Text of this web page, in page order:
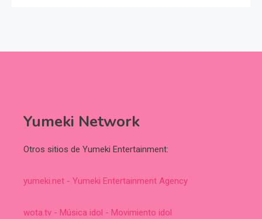
Yumeki Network
Otros sitios de Yumeki Entertainment:
yumeki.net - Yumeki Entertainment Agency
wota.tv - Música idol - Movimiento idol